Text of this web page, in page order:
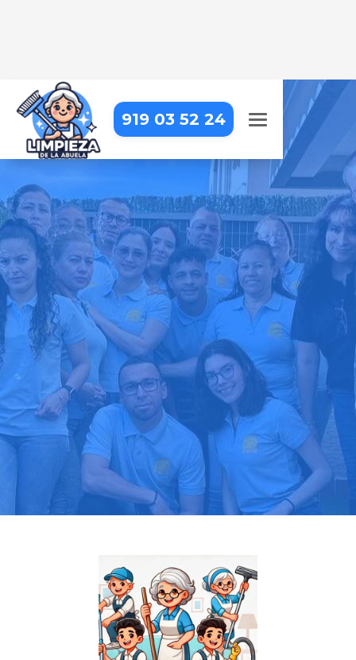
919 03 52 24
LIMPIEZA DE OFICINAS EN
MADRID – MORATALAZ –
MEDIA LEGUA
Trabajar en una oficina impecable
hace la diferencia. Nosotros lo
hacemos posible
Pide tu presupuesto gratis
Llama hoy: 919 03 52 24
Más de 1000 clientes confían en nosotros
⭐⭐⭐⭐⭐